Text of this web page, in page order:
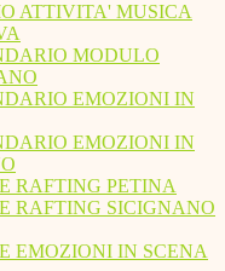
ATTIVITA' MUSICA
MODULO
EMOZIONI IN
EMOZIONI IN
RAFTING PETINA
RAFTING SICIGNANO
EMOZIONI IN SCENA